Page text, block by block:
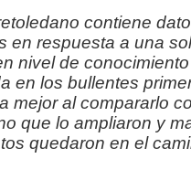
contiene
en respuesta a una
nivel de
en los bullentes
mejor alcompararlo
que lo ampliaron y
quedaron en el